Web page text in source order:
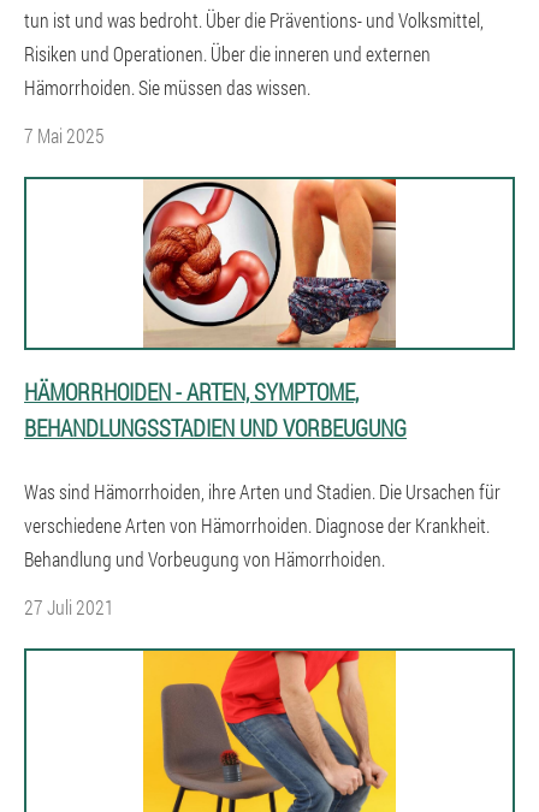
tun ist und was bedroht. Über die Präventions- und Volksmittel,
Risiken und Operationen. Über die inneren und externen
Hämorrhoiden. Sie müssen das wissen.
7 Mai 2025
HÄMORRHOIDEN - ARTEN, SYMPTOME,
BEHANDLUNGSSTADIEN UND VORBEUGUNG
Was sind Hämorrhoiden, ihre Arten und Stadien. Die Ursachen für
verschiedene Arten von Hämorrhoiden. Diagnose der Krankheit.
Behandlung und Vorbeugung von Hämorrhoiden.
27 Juli 2021